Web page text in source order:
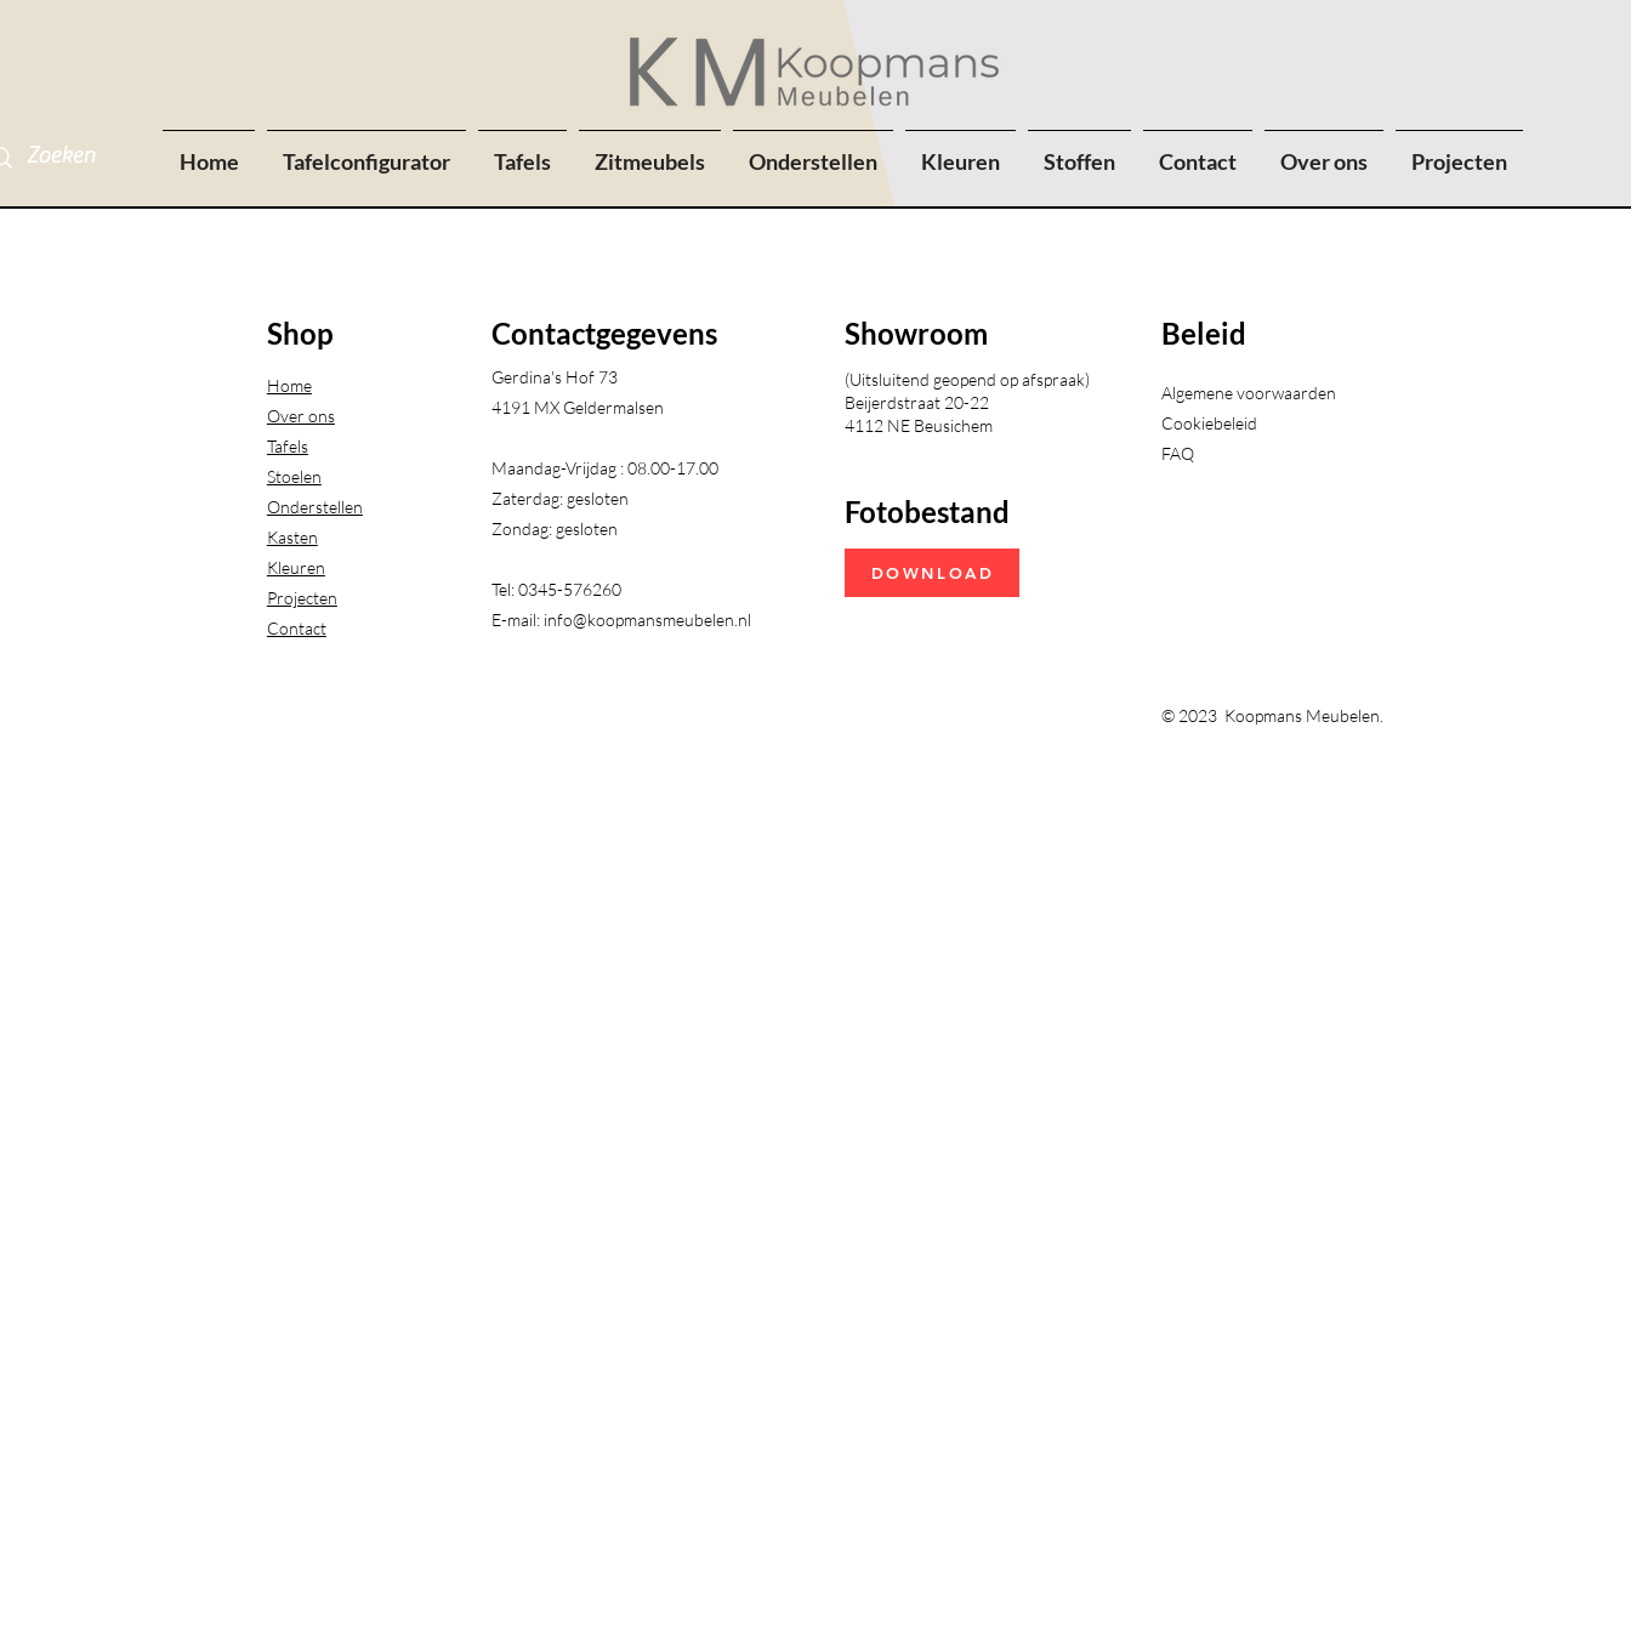
Home Tafelconfigurator Tafels Zitmeubels Onderstellen Kleuren Stoffen Contact Over ons Projecten
Shop
Home
Over ons
Tafels
Stoelen
Onderstellen
Kasten
Kleuren
Projecten
Contact
Contactgegevens
Gerdina's Hof 73
4191 MX Geldermalsen​
Maandag-Vrijdag : 08.00-17.00
Zaterdag: gesloten
Zondag: gesloten
Tel: 0345-576260
E-mail: info@koopmansmeubelen.nl
Showroom
(Uitsluitend geopend op afspraak)
Beijerdstraat 20-22
4112 NE Beusichem
Fotobestand
DOWNLOAD
Beleid
Algemene voorwaarden
Cookiebeleid
FAQ
© 2023 Koopmans Meubelen.